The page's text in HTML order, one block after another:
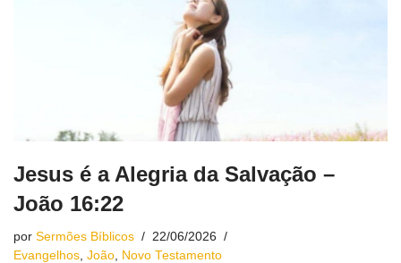
Jesus é a Alegria da Salvação‬ –
João 16:22
por Sermões Bíblicos
22/06/2026
Evangelhos João Novo Testamento